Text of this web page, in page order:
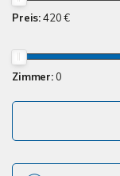
Preis:420 €
Zimmer:0